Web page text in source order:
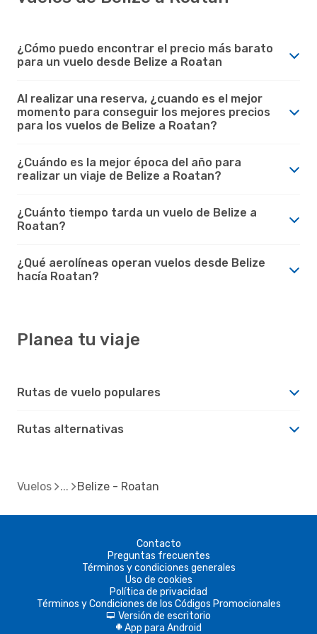
¿Cómo puedo encontrar el precio más barato
para un vuelo desde Belize a Roatan
Al realizar una reserva, ¿cuando es el mejor
momento para conseguir los mejores precios
para los vuelos de Belize a Roatan?
¿Cuándo es la mejor época del año para
realizar un viaje de Belize a Roatan?
¿Cuánto tiempo tarda un vuelo de Belize a
Roatan?
¿Qué aerolíneas operan vuelos desde Belize
hacía Roatan?
Planea tu viaje
Rutas de vuelo populares
Rutas alternativas
Vuelos Belize - Roatan
Contacto
Preguntas frecuentes
Términos y condiciones generales
Uso de cookies
Política de privacidad
Términos y Condiciones de los Códigos Promocionales
d Versión de escritorio
A App para Android